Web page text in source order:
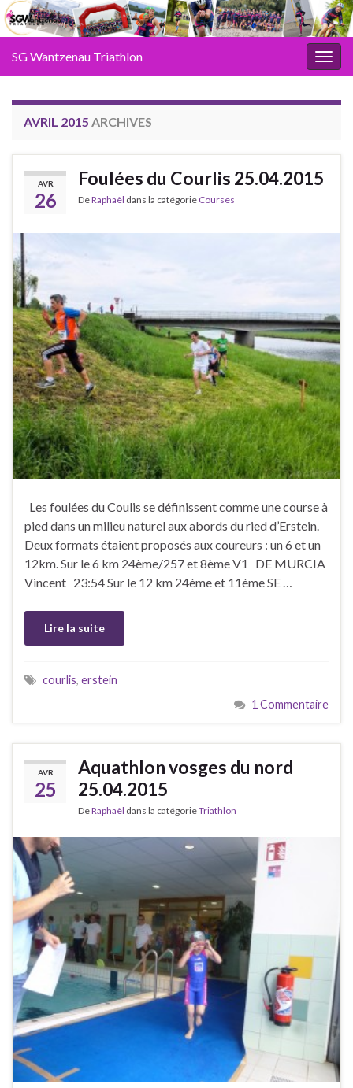
SG Wantzenau Triathlon
AVRIL 2015 ARCHIVES
AVR
26
Foulées du Courlis 25.04.2015
DeRaphaël dans la catégorie Courses
Les foulées du Coulis se définissent comme une course à
pied dans un milieu naturel aux abords du ried d’Erstein.
Deux formats étaient proposés aux coureurs : un 6 et un
12km. Sur le 6 km 24ème/257 et 8ème V1 DE MURCIA
Vincent 23:54 Sur le 12 km 24ème et 11ème SE …
Lire la suite
courlis, erstein
1 Commentaire
AVR
25
Aquathlon vosges du nord
25.04.2015
DeRaphaël dans la catégorieTriathlon